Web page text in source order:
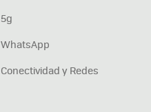
5g
WhatsApp
Conectividad y Redes